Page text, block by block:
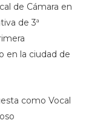
de Cámara en
de 3ª
en la ciudad de
como Vocal